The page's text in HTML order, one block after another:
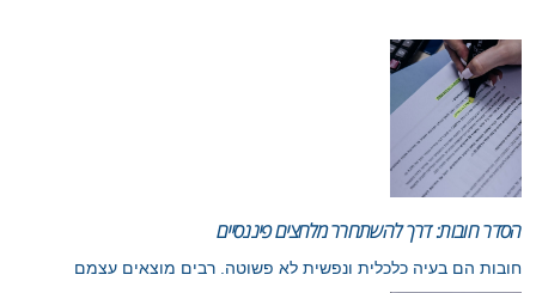
הסדר חובות: דרך להשתחרר מלחצים פיננסיים
חובות הם בעיה כלכלית ונפשית לא פשוטה. רבים מוצאים עצמם